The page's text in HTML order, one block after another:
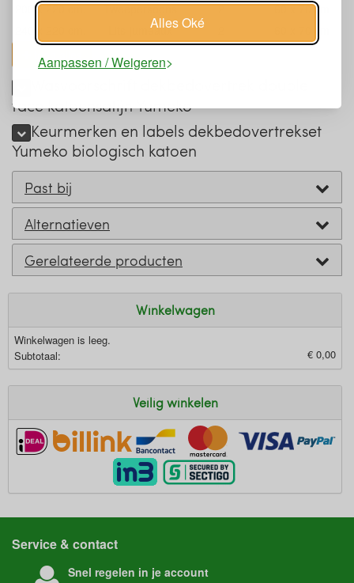
Alles Oké
Aanpassen / Weigeren
200 x 220 cm.
Tweepersoons 2
60 x 70 cm
Lits-jumeaux
toon alles
face katoensatijn Yumeko
Keurmerken en labels dekbedovertrekset
Yumeko biologisch katoen
Past bij
Alternatieven
Gerelateerde producten
Winkelwagen
Winkelwagen is leeg.
Subtotaal:
€ 0,00
Veilig winkelen
Service & contact
Snel regelen in je account